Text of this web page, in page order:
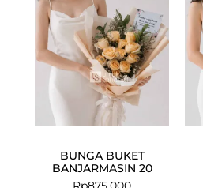
BUNGA BUKET
BANJARMASIN 20